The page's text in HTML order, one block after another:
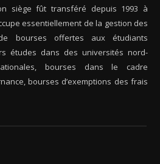
siège fût transféré depuis 1993 à
essentiellement de la gestion des
bourses offertes aux étudiants
études dans des universités nord-
bourses dans le cadre
bourses d’exemptions des frais